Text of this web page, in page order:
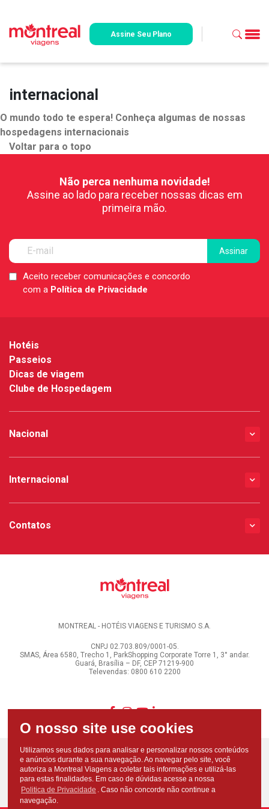
Assine Seu Plano
internacional
O mundo todo te espera! Conheça algumas de nossas
hospedagens internacionais
Voltar para o topo
Não perca nenhuma novidade!
Assine ao lado para receber nossas dicas em
primeira mão.
LGPDAceito receber comunicações e concordo
com a Política de Privacidade
Hotéis
Passeios
Dicas de viagem
Clube de Hospedagem
Nacional
Internacional
Contatos
MONTREAL - HOTÉIS VIAGENS E TURISMO S.A.
CNPJ 02.703.809/0001-05.
SMAS, Área 6580, Trecho 1, ParkShopping Corporate Torre 1, 3° andar.
Guará, Brasília – DF, CEP 71219-900
Televendas: 0800 610 2200
Utilizamos seus dados para analisar e personalizar nossos conteúdos
e anúncios durante a sua navegação. Ao navegar pelo site, você
autoriza a Montreal Viagens a coletar tais informações e utilizá-las
para estas finalidades. Em caso de dúvidas acesse a nossa
Politica de Privacidade . Caso não concorde não continue a
navegação.